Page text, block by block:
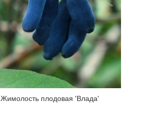
Жимолость плодовая 'Влада'